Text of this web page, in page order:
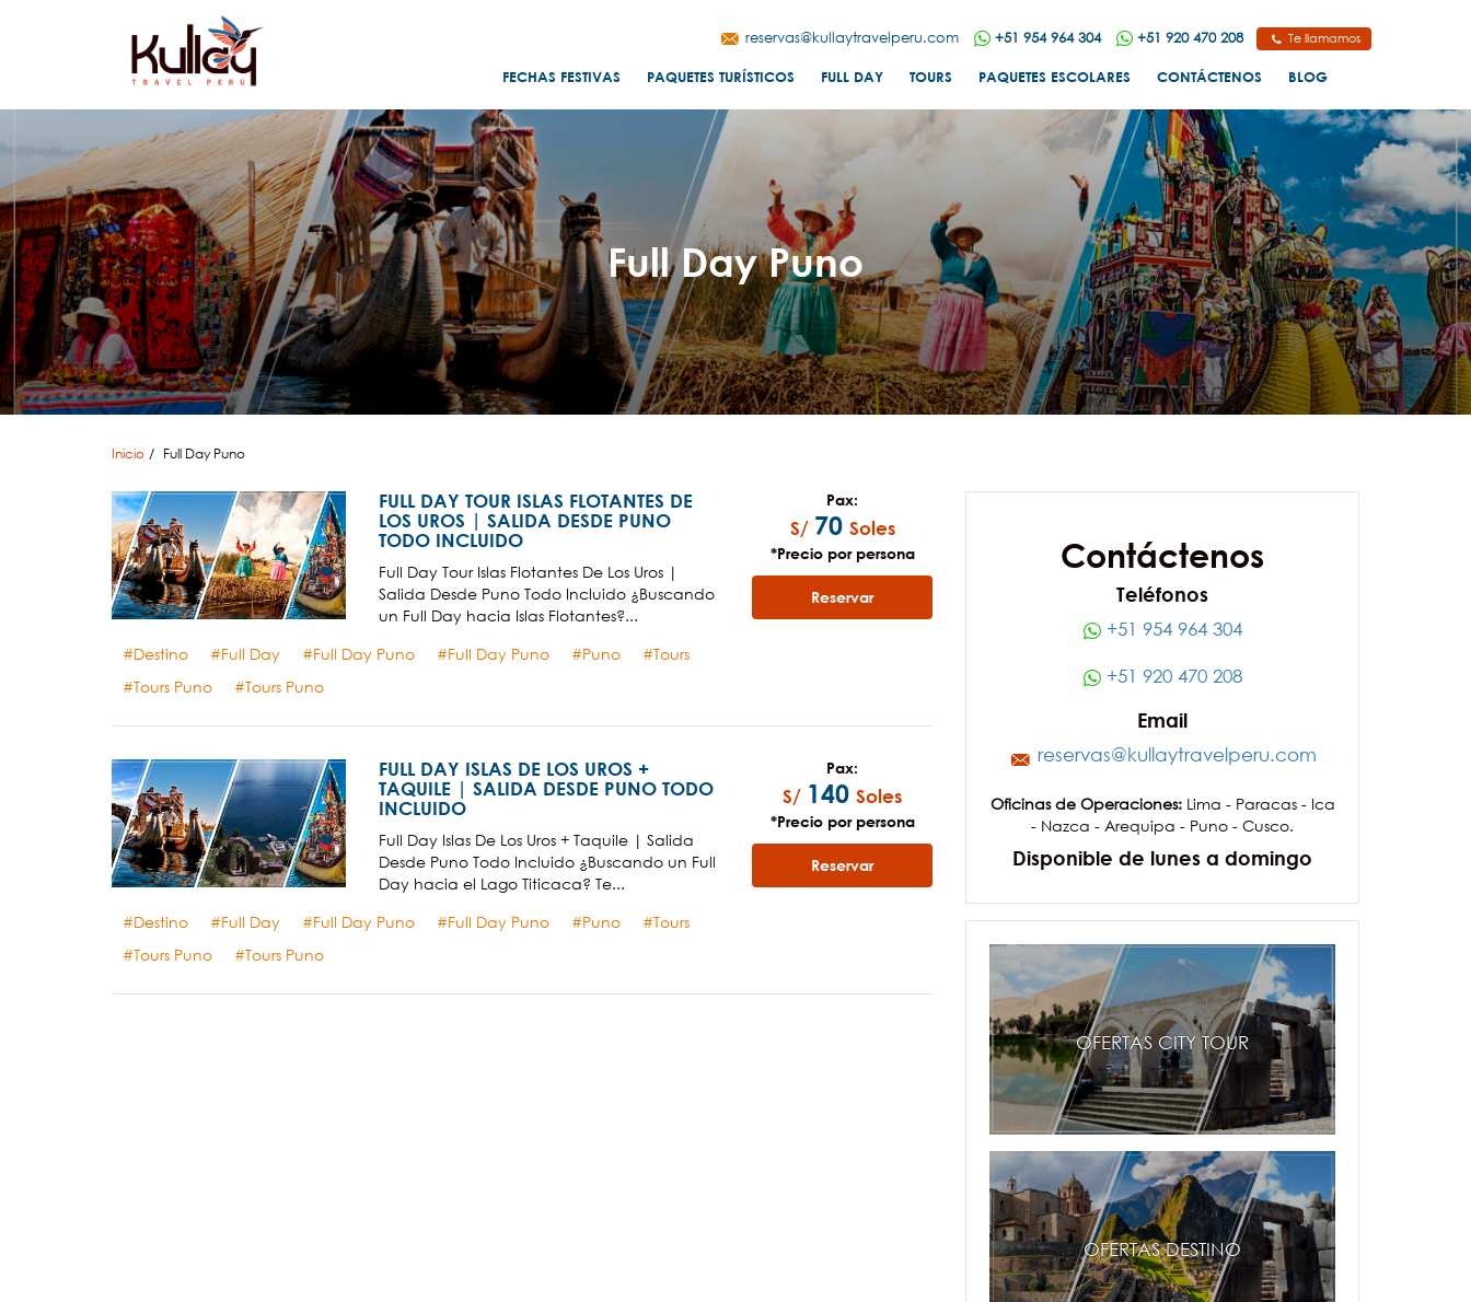
reservas@kullaytravelperu.com +51 954 964 304 +51 920 470 208 Te llamamos
FECHAS FESTIVAS PAQUETES TURÍSTICOS FULL DAY TOURS PAQUETES ESCOLARES CONTÁCTENOS BLOG
Full Day Puno
Inicio Full Day Puno
FULL DAY TOUR ISLAS FLOTANTES DE
LOS UROS | SALIDA DESDE PUNO
TODO INCLUIDO
Full Day Tour Islas Flotantes De Los Uros |
Salida Desde Puno Todo Incluido ¿Buscando
un Full Day hacia Islas Flotantes?...
Destino Full Day Full Day Puno Full Day Puno Puno
Tours
Tours Puno
Tours Puno
Pax:
S/ 70 Soles
*Precio por persona
Reservar
FULL DAY ISLAS DE LOS UROS +
TAQUILE | SALIDA DESDE PUNO TODO
INCLUIDO
Full Day Islas De Los Uros + Taquile | Salida
Desde Puno Todo Incluido ¿Buscando un Full
Day hacia el Lago Titicaca? Te...
Destino Full Day Full Day Puno Full Day Puno Puno
Tours
Tours Puno
Tours Puno
Pax:
S/ 140 Soles
*Precio por persona
Reservar
Contáctenos
Teléfonos
+51 954 964 304
+51 920 470 208
Email
reservas@kullaytravelperu.com
Oficinas de Operaciones:Lima - Paracas - Ica
- Nazca - Arequipa - Puno - Cusco.
Disponible de lunes a domingo
OFERTAS CITY TOUR
OFERTAS DESTINO